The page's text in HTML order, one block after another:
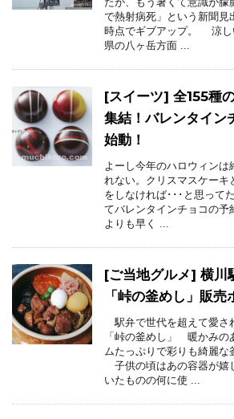
で熱射病死」という新聞見
時点でギブアップ。 涼し
県の八ヶ岳方面 ...
[スイーツ] 全155種
集結！バレンタイン
始動！
よーし今年のハロウィンは
れない。クリスマスケーキ
をしなければ･･･と思って
てバレンタインチョコの予
よりも早く ...
[ご当地グルメ] 横川
「峠の釜めし」販売
駅弁で世代を超えて愛さ
「峠の釜めし」 暖かみの
ムたっぷりで彩りも綺麗な
子供の頃はあの容器が嬉
いたものの何に使 ...